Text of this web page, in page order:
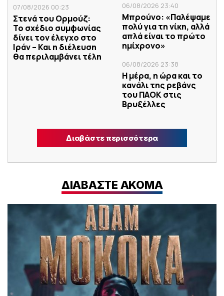
07/08/2026 00:23
Στενά του Ορμούζ:
Το σχέδιο συμφωνίας
δίνει τον έλεγχο στο
Ιράν – Και η διέλευση
θα περιλαμβάνει τέλη
06/08/2026 23:40
Μπρούνο: «Παλέψαμε
πολύ για τη νίκη, αλλά
απλά είναι το πρώτο
ημίχρονο»
06/08/2026 23:38
Η μέρα, η ώρα και το
κανάλι της ρεβάνς
του ΠΑΟΚ στις
Βρυξέλλες
Διαβάστε περισσότερα
ΔΙΑΒΑΣΤΕ ΑΚΟΜΑ